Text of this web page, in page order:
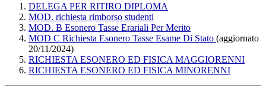
DELEGA PER RITIRO DIPLOMA
MOD. richiesta rimborso studenti
MOD. B Esonero Tasse Erariali Per Merito
MOD C Richiesta Esonero Tasse Esame Di Stato (aggiornato
20/11/2024)
RICHIESTA ESONERO ED FISICA MAGGIORENNI
RICHIESTA ESONERO ED FISICA MINORENNI